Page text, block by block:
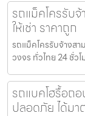
รถแม็คโครรับ
ให้เช่า ราคาถูก
รถแม็คโครรับจ้างสา
วงจร ทั่วไทย 24 ชั่ว
รถแบคโฮรื้อถ
ปลอดภัย ได้มา